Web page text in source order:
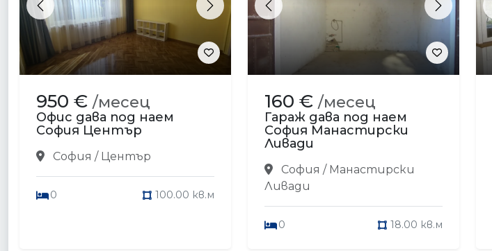
Previous Next
950 € /месец
Офис дава под наем
София Център
София / Център
0 100.00 кв.м
Previous Next
160 € /месец
Гараж дава под наем
София Манастирски
Ливади
София / Манастирски
Ливади
0 18.00 кв.м